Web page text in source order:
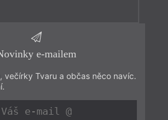
e-mailem
večírky Tvaru a občas něco navíc.